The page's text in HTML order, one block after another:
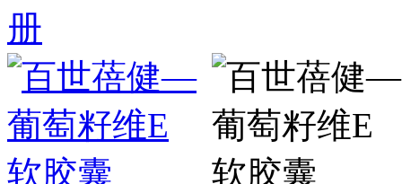
册